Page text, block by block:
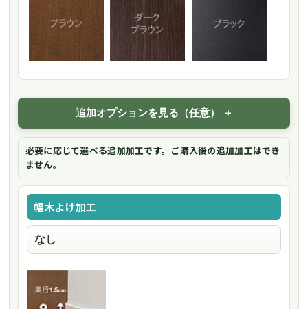
追加オプションを見る（任意）
必要に応じて選べる追加加工です。ご購入後の追加加工はでき
ません。
幅木よけ加工